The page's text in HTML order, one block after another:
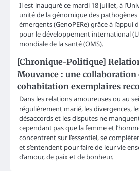
Il est inauguré ce mardi 18 juillet, à
unité de la génomique des
émergents (GenoPERe) grâce à l’appui
pour le développement international
mondiale de la santé (OMS).
[Chronique-Politique]
Mouvance : une collaboration
cohabitation exemplaires
Dans les relations amoureuses ou au
régulièrement marié, les divergences,
désaccords et les disputes ne
cependant pas que la femme et
concentrent sur l’essentiel, se
et s’entendent pour faire de leur vie
d’amour, de paix et de bonheur.